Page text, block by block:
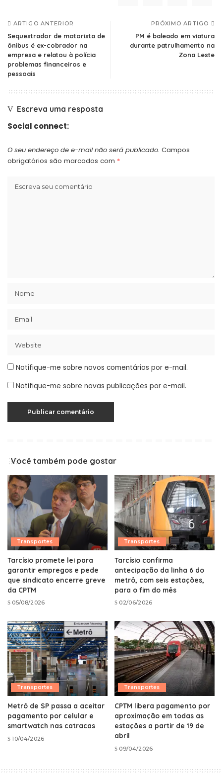
ARTIGO ANTERIOR
Sequestrador de motorista de
ônibus é ex-cobrador na
empresa e relatou à polícia
problemas financeiros e
pessoais
PRÓXIMO ARTIGO
PM é baleado em viatura
durante patrulhamento na
Zona Leste
Escreva uma resposta
Social connect:
O seu endereço de e-mail não será publicado. Campos
obrigatórios são marcados com *
Notifique-me sobre novos comentários por e-mail.
Notifique-me sobre novas publicações por e-mail.
Você também pode gostar
Transportes
Tarcísio promete lei para
garantir empregos e pede
que sindicato encerre greve
da CPTM
05/08/2026
Transportes
Tarcísio confirma
antecipação da linha 6 do
metrô, com seis estações,
para o fim do mês
02/06/2026
Transportes
Metrô de SP passa a aceitar
pagamento por celular e
smartwatch nas catracas
10/04/2026
Transportes
CPTM libera pagamento por
aproximação em todas as
estações a partir de 19 de
abril
09/04/2026